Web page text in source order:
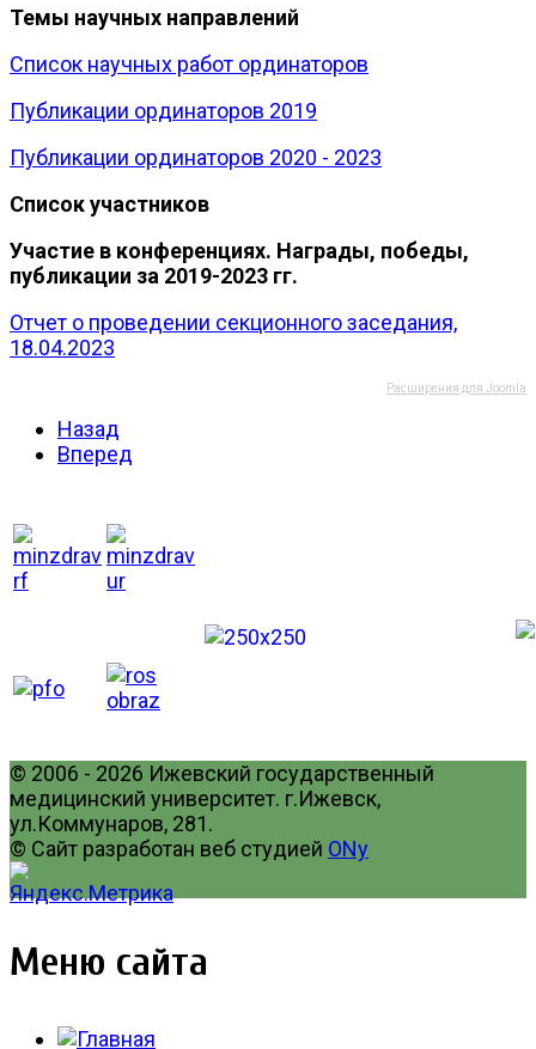
Темы научных направлений
Список научных работ ординаторов
Публикации ординаторов 2019
Публикации ординаторов 2020 - 2023
Список участников
Участие в конференциях. Награды, победы,
публикации за 2019-2023 гг.
Отчет о проведении секционного заседания,
18.04.2023
Расширения для Joomla
Назад
Вперед
© 2006 - 2026 Ижевский государственный
медицинский университет. г.Ижевск,
ул.Коммунаров, 281.
© Сайт разработан веб студией ONy
Меню сайта